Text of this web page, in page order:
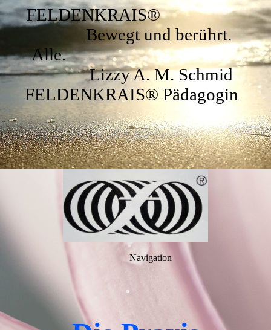
FELDENKRAIS®
Bewegt und berührt.
Alle.
Lizzy A. M. Schmid
FELDENKRAIS® Pädagogin
Navigation